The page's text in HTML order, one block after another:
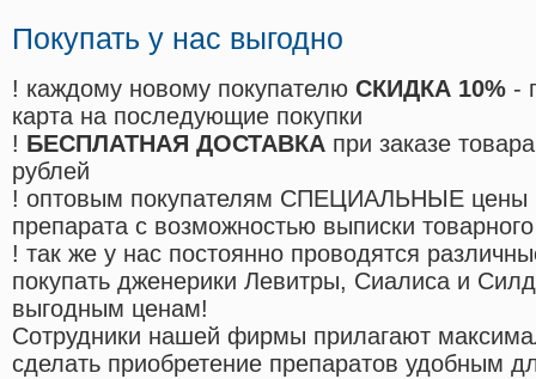
Покупать у нас выгодно
! каждому новому покупателю СКИДКА 10% -
карта на последующие покупки
! БЕСПЛАТНАЯ ДОСТАВКА при заказе
рублей
! оптовым покупателям СПЕЦИАЛЬНЫЕ цены
препарата с возможностью выписки
! так же у нас постоянно проводятся
покупать дженерики Левитры, Сиалиса и
выгодным ценам!
Cотрудники нашей фирмы прилагают
сделать приобретение препаратов удобным